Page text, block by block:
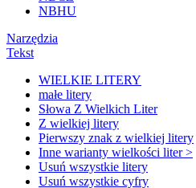
NBHU
Narzędzia
Tekst
WIELKIE LITERY
małe litery
Słowa Z Wielkich Liter
Z wielkiej litery
Pierwszy znak z wielkiej litery
Inne warianty wielkości liter >
Usuń wszystkie litery
Usuń wszystkie cyfry